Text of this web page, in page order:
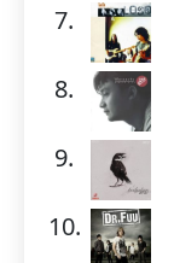
7.
8.
9.
10.